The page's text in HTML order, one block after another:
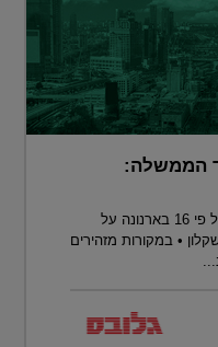
הממשלה:
העתירה הוגשה בעקבות העלאה של פי 16 בארנונה על
• במקורות מזהירים